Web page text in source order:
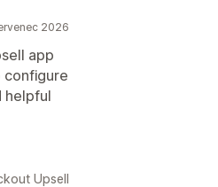
2026
app
configure
helpful
Upsell